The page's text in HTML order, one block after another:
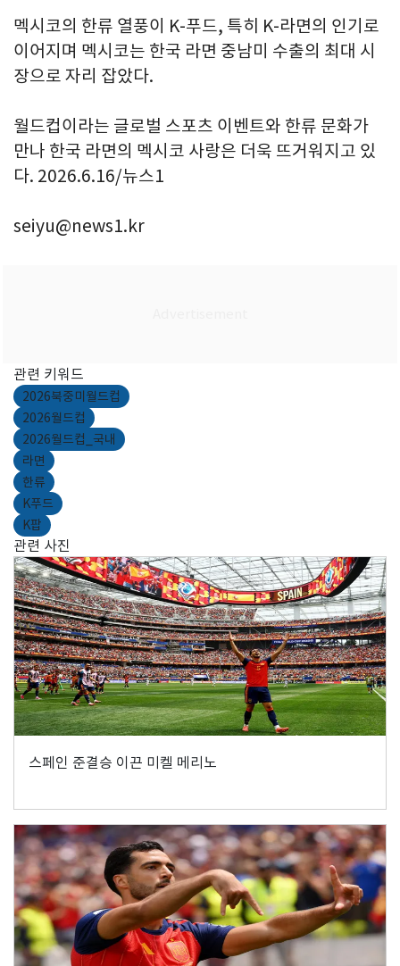
멕시코의 한류 열풍이 K-푸드, 특히 K-라면의 인기로
이어지며 멕시코는 한국 라면 중남미 수출의 최대 시
장으로 자리 잡았다.
월드컵이라는 글로벌 스포츠 이벤트와 한류 문화가
만나 한국 라면의 멕시코 사랑은 더욱 뜨거워지고 있
다. 2026.6.16/뉴스1
seiyu@news1.kr
관련 키워드
2026북중미월드컵
2026월드컵
2026월드컵_국내
라면
한류
K푸드
K팝
관련 사진
스페인 준결승 이끈 미켈 메리노